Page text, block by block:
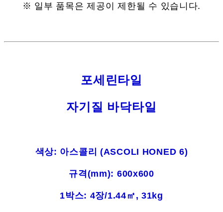
※ 일부 품목은 제공이 제한될 수 있습니다.
포세린타일
자기질 바닥타일
색상: 아스콜리 (ASCOLI HONED 6)
규격(mm): 600x600
1박스: 4장/1.44㎡, 31kg